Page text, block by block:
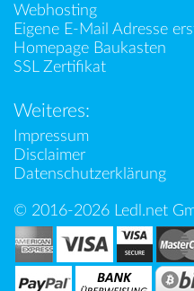
Webhosting
Eigene E-Mail Adresse
Homepage Baukasten
SSL Zertifikat
Weiteres:
Impressum
Disclaimer
Datenschutzerklärung
© 2016-2026 Ledl.net